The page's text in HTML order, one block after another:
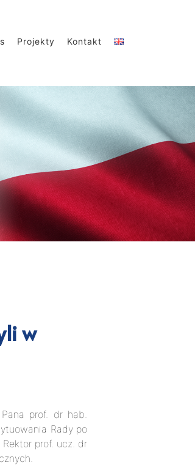
Projekty Kontakt
w
prof. dr hab.
Rady po
prof. ucz. dr